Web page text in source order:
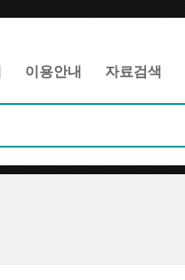
이용안내 자료검색